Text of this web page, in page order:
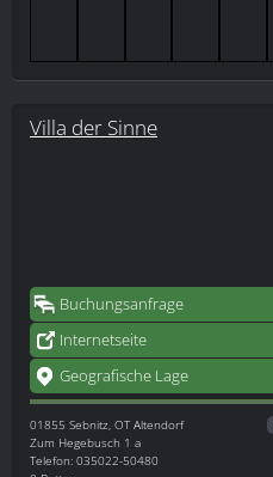
Villa der Sinne
Buchungsanfrage
Internetseite
Geografische Lage
01855 Sebnitz, OT Altendorf
Zum Hegebusch 1 a
Telefon: 035022-50480